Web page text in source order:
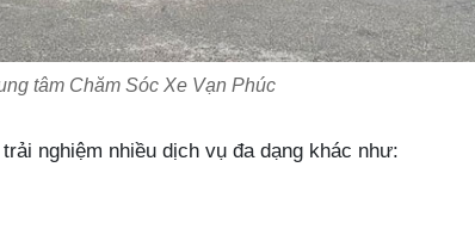
tâm Chăm Sóc Xe Vạn Phúc
nghiệm nhiều dịch vụ đa dạng khác như: